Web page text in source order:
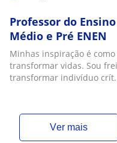
Professor do
Médio e Pré ENEN
Minhas inspiração é
transformar vidas. Sou
transformar indivíduo
ver mais